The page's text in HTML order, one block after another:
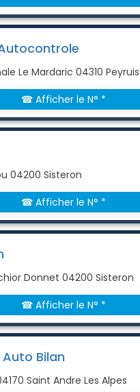
Le Mardaric 04310 Peyruis
☎ Afficher le N° *
04200 Sisteron
☎ Afficher le N° *
Donnet 04200 Sisteron
☎ Afficher le N° *
Bilan
Saint Andre Les Alpes